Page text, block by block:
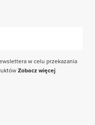
w celu przekazania
Zobacz więcej